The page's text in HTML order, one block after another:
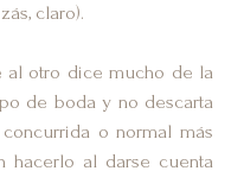
claro).
al otro dice mucho de la
de boda y no descarta
o normal más
hacerlo al darse cuenta